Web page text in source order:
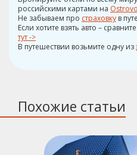
российскими картами на
Не забываем про страховку в
Если хотите взять авто –
тут ->
В путешествии возьмите одну из
Похожие статьи